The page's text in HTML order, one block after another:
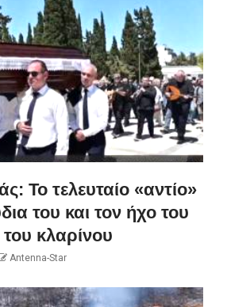
Το τελευταίο «αντίο»
του και τον ήχο του
κλαρίνου
Antenna-Star